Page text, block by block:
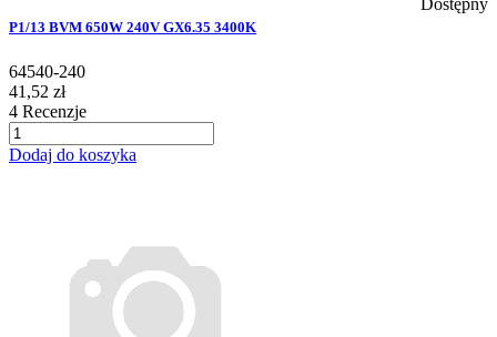
Dostępny
P1/13 BVM 650W 240V GX6.35 3400K
64540-240
41,52 zł
4 Recenzje
Dodaj do koszyka